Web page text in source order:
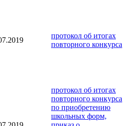
протокол об итогах
повторного конкурса
протокол об итогах
повторного конкурса
по приобретению
школьных форм,